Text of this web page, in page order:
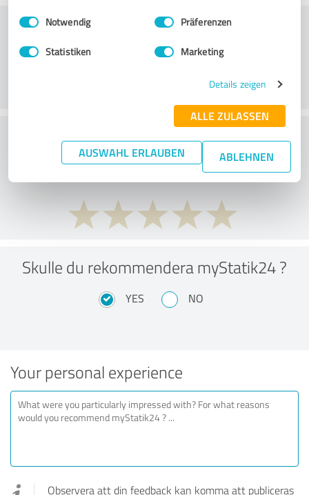
Impressum Datenschutzbestimmungen
Einwilligungsauswahl
Notwendig Präferenzen
Statistiken Marketing
Details zeigen
ALLE ZULASSEN
AUSWAHL ERLAUBEN ABLEHNEN
Kundservice
What do you think of the price to
performance ratio?
Skulle du rekommendera myStatik24 ?
YES NO
Your personal experience
Observera att din feedback kan komma att publiceras